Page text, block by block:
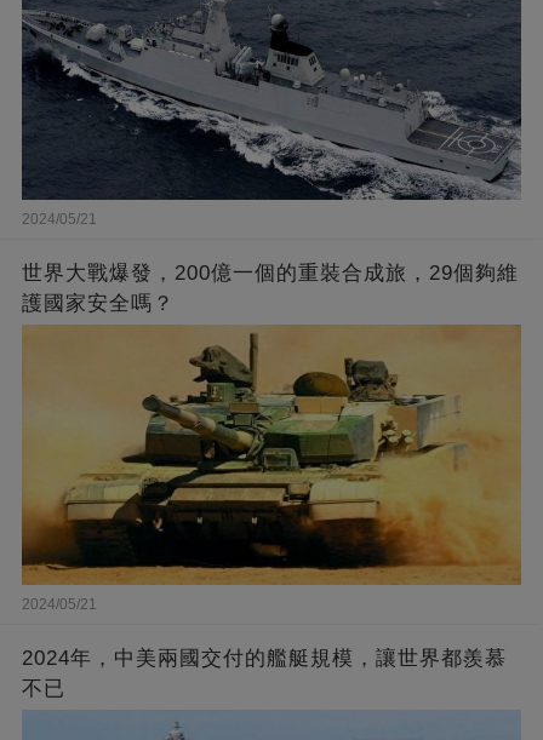
2024/05/21
世界大戰爆發，200億一個的重裝合成旅，29個夠維
護國家安全嗎？
2024/05/21
2024年，中美兩國交付的艦艇規模，讓世界都羨慕
不已